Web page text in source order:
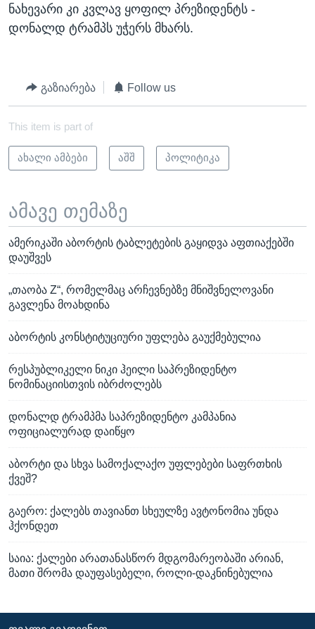
ნახევარი კი კვლავ ყოფილ პრეზიდენტს -
დონალდ ტრამპს უჭერს მხარს.
გაზიარება Follow us
This item is part of
ახალი ამბები აშშ პოლიტიკა
ამავე თემაზე
ამერიკაში აბორტის ტაბლეტების გაყიდვა აფთიაქებში
დაუშვეს
„თაობა Z“, რომელმაც არჩევნებზე მნიშვნელოვანი
გავლენა მოახდინა
აბორტის კონსტიტუციური უფლება გაუქმებულია
რესპუბლიკელი ნიკი ჰეილი საპრეზიდენტო
ნომინაციისთვის იბრძოლებს
დონალდ ტრამპმა საპრეზიდენტო კამპანია
ოფიციალურად დაიწყო
აბორტი და სხვა სამოქალაქო უფლებები საფრთხის
ქვეშ?
გაერო: ქალებს თავიანთ სხეულზე ავტონომია უნდა
ჰქონდეთ
საია: ქალები არათანასწორ მდგომარეობაში არიან,
მათი შრომა დაუფასებელი, როლი-დაკნინებულია